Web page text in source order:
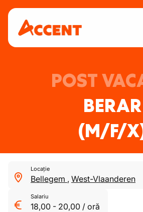
POST
BERAR
(M/F/
Locație
Bellegem , West-Vlaanderen
Salariu
18,00 - 20,00 / oră